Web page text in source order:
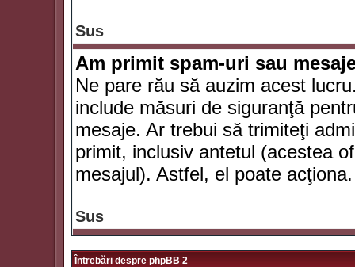
Sus
Am primit spam-uri sau
Ne pare rău să auzim acest
include măsuri de siguranţă
mesaje. Ar trebui să trimiteţi
primit, inclusiv antetul (acestea
mesajul). Astfel, el poate acţiona.
Sus
Întrebări despre phpBB 2